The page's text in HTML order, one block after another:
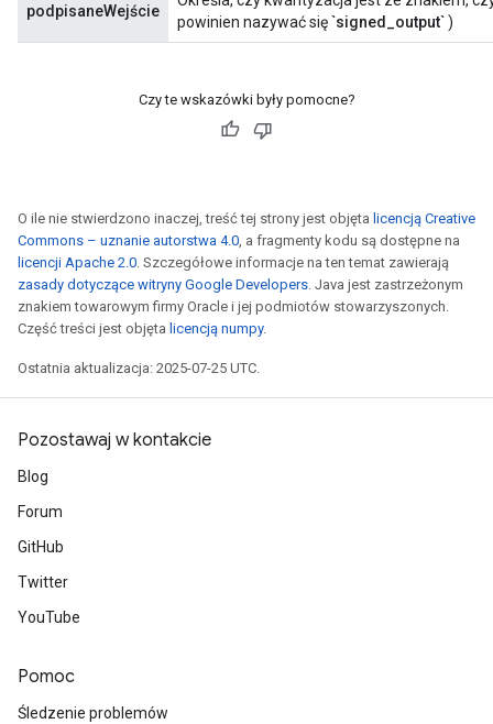
podpisaneWejście
powinien nazywać się`signed_output`)
Czy te wskazówki były pomocne?
O ile nie stwierdzono inaczej, treść tej strony jest objęta licencją Creative
Commons – uznanie autorstwa 4.0, a fragmenty kodu są dostępne na
licencji Apache 2.0. Szczegółowe informacje na ten temat zawierają
zasady dotyczące witryny Google Developers. Java jest zastrzeżonym
znakiem towarowym firmy Oracle i jej podmiotów stowarzyszonych.
Część treści jest objęta licencją numpy.
Ostatnia aktualizacja: 2025-07-25 UTC.
Pozostawaj w kontakcie
Blog
Forum
GitHub
Twitter
YouTube
Pomoc
Śledzenie problemów